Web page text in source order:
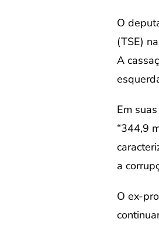
O
(TSE)
A
Em
“344,9
a
O ex-